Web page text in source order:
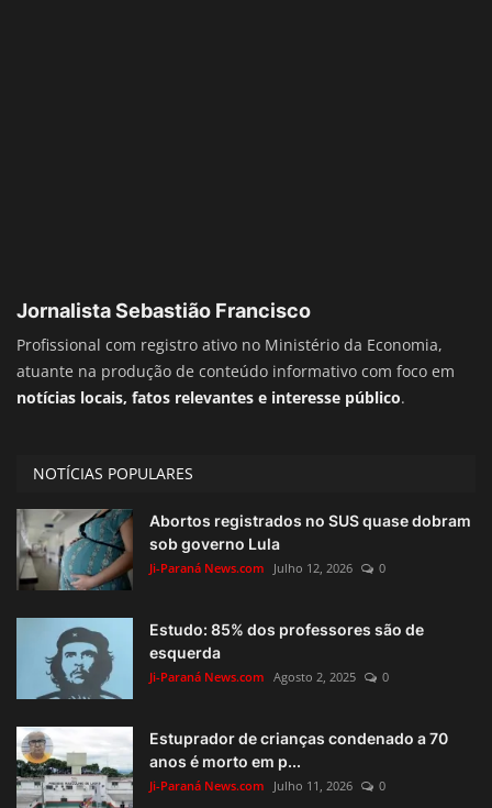
Jornalista Sebastião Francisco
Profissional com registro ativo no Ministério da Economia,
atuante na produção de conteúdo informativo com foco em
notícias locais, fatos relevantes e interesse público.
NOTÍCIAS POPULARES
Abortos registrados no SUS quase dobram
sob governo Lula
Ji-Paraná News.com Julho 12, 2026 0
Estudo: 85% dos professores são de
esquerda
Ji-Paraná News.com Agosto 2, 2025 0
Estuprador de crianças condenado a 70
anos é morto em p...
Ji-Paraná News.com Julho 11, 2026 0